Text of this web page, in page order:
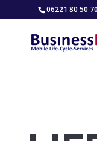
06221 80 50 70